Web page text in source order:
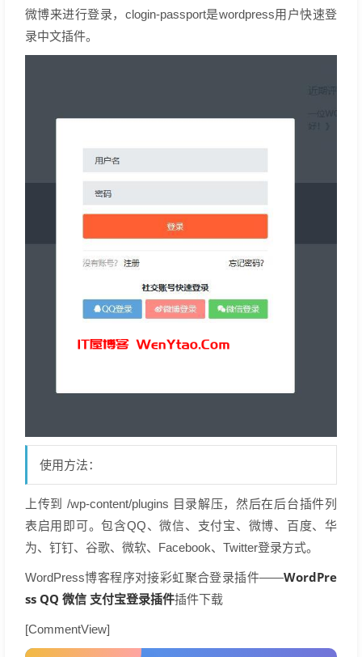
微博来进行登录，clogin-passport是wordpress用户快速登
录中文插件。
使用方法：
上传到 /wp-content/plugins 目录解压，然后在后台插件列
表启用即可。包含QQ、微信、支付宝、微博、百度、华
为、钉钉、谷歌、微软、Facebook、Twitter登录方式。
WordPress博客程序对接彩虹聚合登录插件——WordPre
ss QQ 微信 支付宝登录插件插件下载
[CommentView]